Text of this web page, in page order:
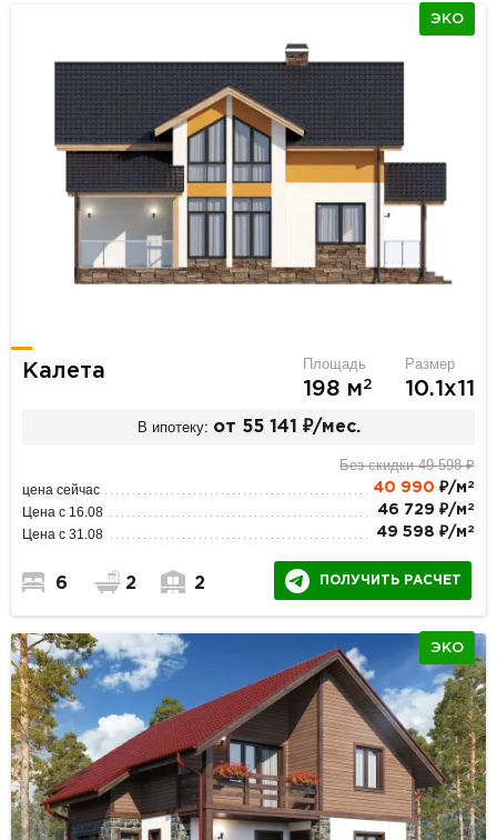
ЭКО
Калета Площадь
198 м2
Размер
10.1х11
В ипотеку: от 55 141 ₽/мес.
Без скидки 49 598 ₽
цена сейчас 40 990 ₽/м 2
Цена с 16.08 46 729 ₽/м 2
Цена с 31.08 49 598 ₽/м 2
6 2 2 ПОЛУЧИТЬ РАСЧЕТ
ЭКО